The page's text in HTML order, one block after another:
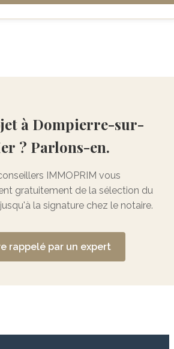
à Dompierre-sur-
? Parlons-en.
IMMOPRIM vous
gratuitement de la sélection du
la signature chez le notaire.
rappelé par un expert